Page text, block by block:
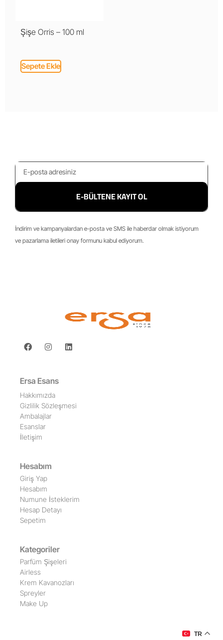
Şişe Orris – 100 ml
Sepete Ekle
E-BÜLTENE KAYIT OL
İndirim ve kampanyalardan e-posta ve SMS ile haberdar olmak istiyorum
ve pazarlama iletileri onay formunu kabul ediyorum.
Ersa Esans
Hakkımızda
Gizlilik Sözleşmesi
Ambalajlar
Esanslar
İletişim
Hesabım
Giriş Yap
Hesabım
Numune İsteklerim
Hesap Detayı
Sepetim
Kategoriler
Parfüm Şişeleri
Airless
Krem Kavanozları
Spreyler
Make Up
TR